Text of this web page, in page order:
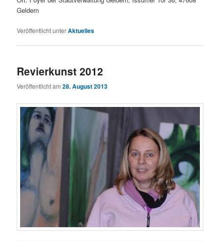
Geldern
Veröffentlicht unterAktuelles
Revierkunst 2012
Veröffentlicht am28. August 2013